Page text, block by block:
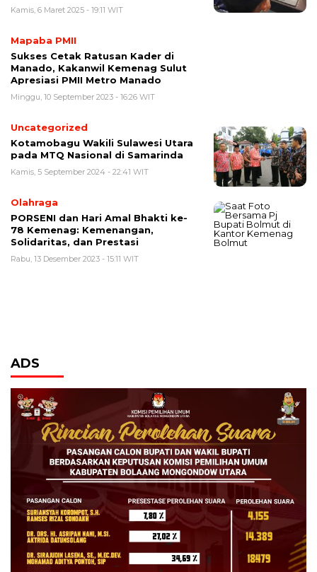
Kamis, 6 Maret 2025 - 19:11 WIT
Mapaba PMII
Sukses Cetak Ratusan Kader di
Manado, Kakanwil Kemenag Sulut
Apresiasi PMII Metro Manado
Minggu, 10 September 2023 - 16:26 WIT
Uncategorized
Kotamobagu Wakili Sulawesi Utara
pada MTQ Nasional di Samarinda
Kamis, 5 September 2024 - 22:41 WIT
Olahraga
PORSENI dan Hari Amal Bhakti ke-
78 Kemenag: Kemenangan,
Solidaritas, dan Prestasi
Rabu, 13 Desember 2023 - 15:11 WIT
ADS